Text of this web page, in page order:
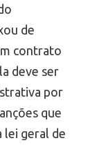
de
contrato
deve ser
por
que
lei geral de